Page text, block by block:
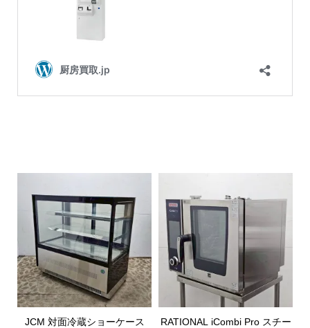
JCM 対面冷蔵ショーケース
RATIONAL iCombi Pro スチー